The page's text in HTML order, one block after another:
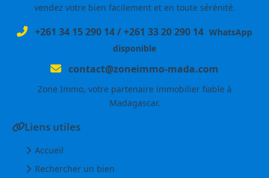
vendez votre bien facilement et en toute sérénité.
+261 34 15 290 14/+261 33 20 290 14 WhatsApp
disponible
contact@zoneimmo-mada.com
Zone Immo, votre partenaire immobilier fiable à
Madagascar.
Liens utiles
Accueil
Rechercher un bien